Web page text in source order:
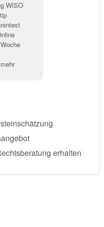
WISO
erhalten